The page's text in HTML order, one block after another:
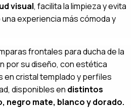
visual, facilita la limpieza y evita
experiencia más cómoda y
frontales para ducha de la
por su diseño, con estética
en cristal templado y perfiles
disponibles en distintos
negro mate, blanco y dorado.